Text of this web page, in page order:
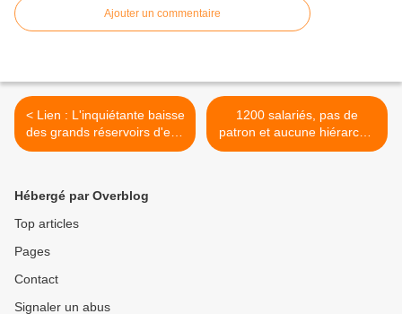
Ajouter un commentaire
< Lien : L'inquiétante baisse
des grands réservoirs d'eau
souterrains
1200 salariés, pas de
patron et aucune hiérarchie
: les secrets de la
Hébergé par Overblog
Top articles
Pages
Contact
Signaler un abus